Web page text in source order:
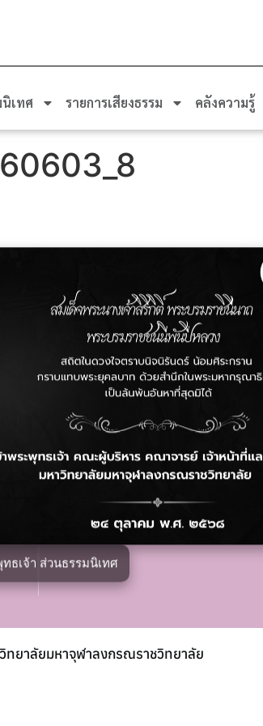
ธเจ้า ส่วนธรรมนิเทศ
เทศ รายการเสียงธรรม คลังความรู้
ลิงก์ที่เกี่ยวข้อง
มหาวิทยาลัยมหาจุฬาลงกรณราชวิทยาลัย
เฟซบุ๊กเพจ
ทยาลัยมหาจุฬาลงกรณราชวิทยาลัย